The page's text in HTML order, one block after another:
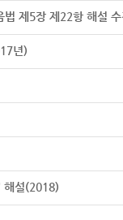
법 제5장 제22항 해설
년)
해설(2018)